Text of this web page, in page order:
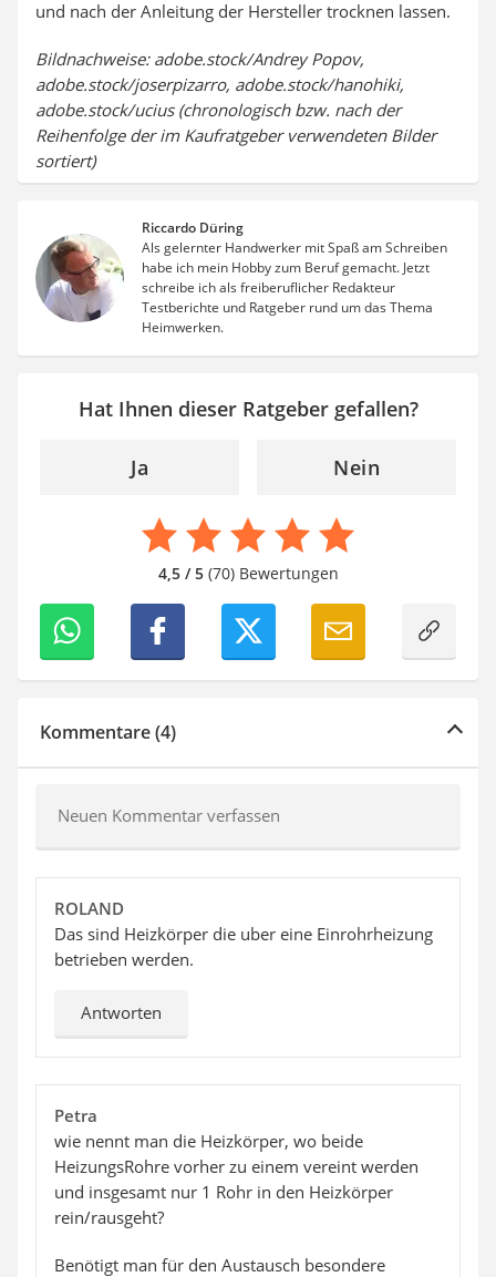
und nach der Anleitung der Hersteller trocknen lassen.
Bildnachweise: adobe.stock/Andrey Popov,
adobe.stock/joserpizarro, adobe.stock/hanohiki,
adobe.stock/ucius (chronologisch bzw. nach der
Reihenfolge der im Kaufratgeber verwendeten Bilder
sortiert)
Riccardo Düring
Als gelernter Handwerker mit Spaß am Schreiben
habe ich mein Hobby zum Beruf gemacht. Jetzt
schreibe ich als freiberuflicher Redakteur
Testberichte und Ratgeber rund um das Thema
Heimwerken.
Hat Ihnen dieser Ratgeber gefallen?
Ja Nein
4,5 / 5(70) Bewertungen
Kommentare (4)
Neuen Kommentar verfassen
ROLAND
Das sind Heizkörper die uber eine Einrohrheizung
betrieben werden.
Antworten
Petra
wie nennt man die Heizkörper, wo beide
HeizungsRohre vorher zu einem vereint werden
und insgesamt nur 1 Rohr in den Heizkörper
rein/rausgeht?
Benötigt man für den Austausch besondere